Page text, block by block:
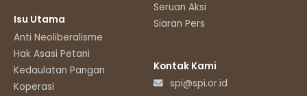
Isu Utama
Anti Neoliberalisme
Hak Asasi Petani
Kedaulatan Pangan
Koperasi
Seruan Aksi
Siaran Pers
Kontak Kami
spi@spi.or.id